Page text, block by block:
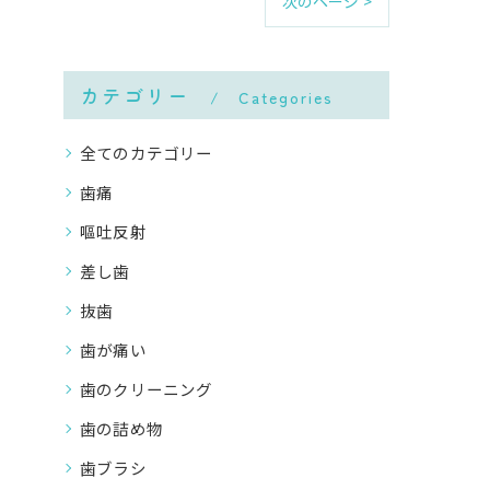
カテゴリー Categories
全てのカテゴリー
歯痛
嘔吐反射
差し歯
抜歯
歯が痛い
歯のクリーニング
歯の詰め物
歯ブラシ